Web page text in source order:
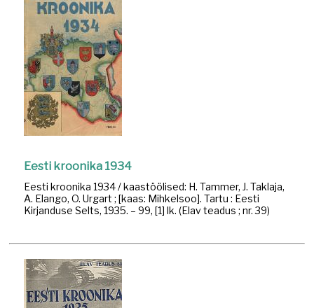
Eesti kroonika 1934
Eesti kroonika 1934 / kaastöölised: H. Tammer, J. Taklaja,
A. Elango, O. Urgart ; [kaas: Mihkelsoo]. Tartu : Eesti
Kirjanduse Selts, 1935. – 99, [1] lk. (Elav teadus ; nr. 39)